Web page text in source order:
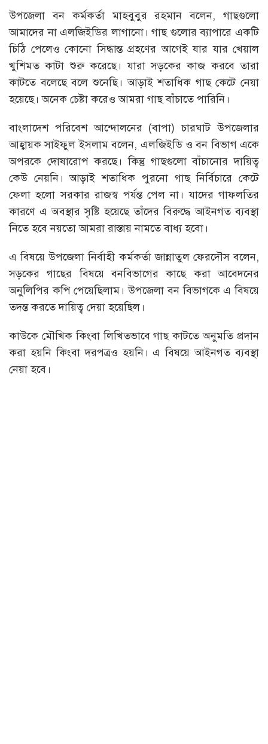
উপজেলা বন কর্মকর্তা মাহবুবুর রহমান বলেন, গাছগুলো
আমাদের না এলজিইডির লাগানো। গাছ গুলোর ব্যাপারে একটি
চিঠি পেলেও কোনো সিদ্ধান্ত গ্রহণের আগেই যার যার খেয়াল
খুশিমত কাটা শুরু করেছে। যারা সড়কের কাজ করবে তারা
কাটতে বলেছে বলে শুনেছি। আড়াই শতাধিক গাছ কেটে নেয়া
হয়েছে। অনেক চেষ্টা করেও আমরা গাছ বাঁচাতে পারিনি।
বাংলাদেশ পরিবেশ আন্দোলনের (বাপা) চারঘাট উপজেলার
আহ্বায়ক সাইফুল ইসলাম বলেন, এলজিইডি ও বন বিভাগ একে
অপরকে দোষারোপ করছে। কিন্তু গাছগুলো বাঁচানোর দায়িত্ব
কেউ নেয়নি। আড়াই শতাধিক পুরনো গাছ নির্বিচারে কেটে
ফেলা হলো সরকার রাজস্ব পর্যন্ত পেল না। যাদের গাফলতির
কারণে এ অবস্থার সৃষ্টি হয়েছে তাঁদের বিরুদ্ধে আইনগত ব্যবস্থা
নিতে হবে নয়তো আমরা রাস্তায় নামতে বাধ্য হবো।
এ বিষয়ে উপজেলা নির্বাহী কর্মকর্তা জান্নাতুল ফেরদৌস বলেন,
সড়কের গাছের বিষয়ে বনবিভাগের কাছে করা আবেদনের
অনুলিপির কপি পেয়েছিলাম। উপজেলা বন বিভাগকে এ বিষয়ে
তদন্ত করতে দায়িত্ব দেয়া হয়েছিল।
কাউকে মৌখিক কিংবা লিখিতভাবে গাছ কাটতে অনুমতি প্রদান
করা হয়নি কিংবা দরপত্রও হয়নি। এ বিষয়ে আইনগত ব্যবস্থা
নেয়া হবে।